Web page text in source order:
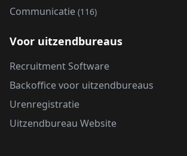
Communicatie (116)
Voor uitzendbureaus
Recruitment Software
Backoffice voor uitzendbureaus
Urenregistratie
Uitzendbureau Website